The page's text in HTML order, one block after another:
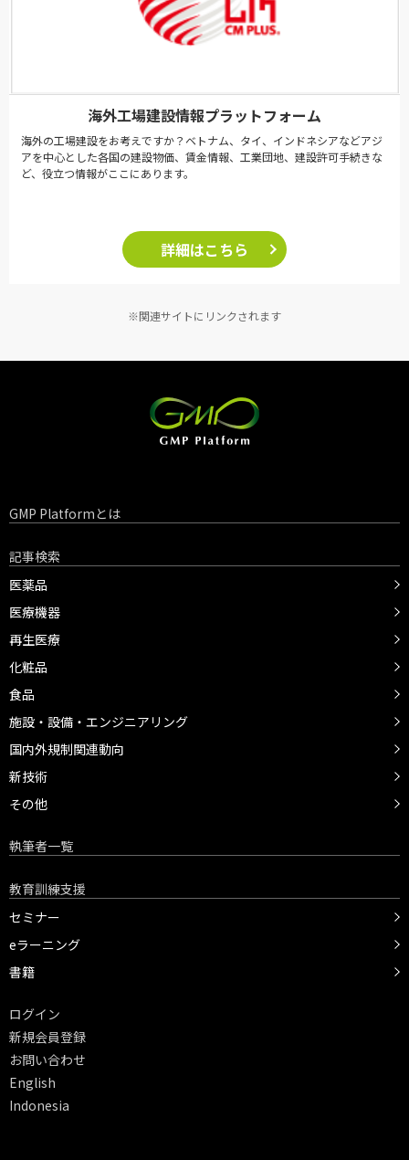
海外工場建設情報プラットフォーム
海外の工場建設をお考えですか？ベトナム、タイ、インドネシアなどアジ
アを中心とした各国の建設物価、賃金情報、工業団地、建設許可手続きな
ど、役立つ情報がここにあります。
詳細はこちら
※関連サイトにリンクされます
GMP Platformとは
記事検索
医薬品
医療機器
再生医療
化粧品
食品
施設・設備・エンジニアリング
国内外規制関連動向
新技術
その他
執筆者一覧
教育訓練支援
セミナー
eラーニング
書籍
ログイン
新規会員登録
お問い合わせ
English
Indonesia